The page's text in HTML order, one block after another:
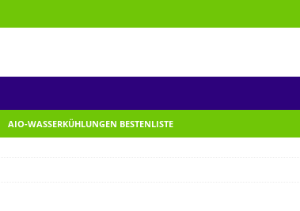
AIO-WASSERKÜHLUNGEN BESTENLISTE